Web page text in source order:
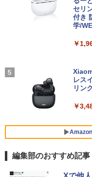
￥
￥
セリ
付き
学/
￥
レス
リン
￥
【
薬屋
編集部のおすすめ記事